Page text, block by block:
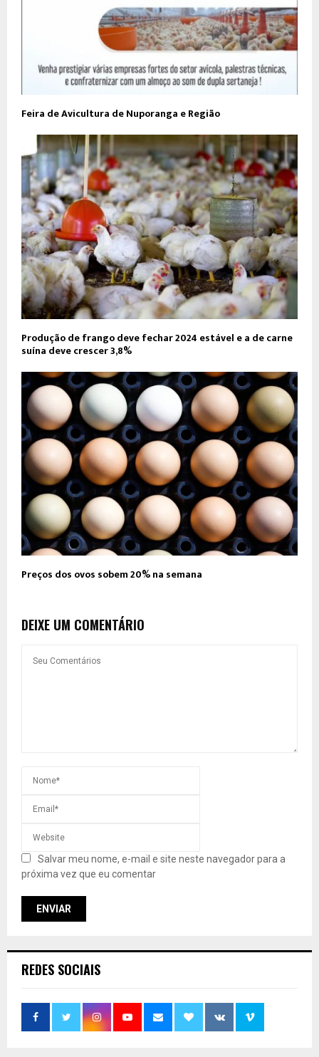
Feira de Avicultura de Nuporanga e Região
Produção de frango deve fechar 2024 estável e a de carne
suína deve crescer 3,8%
Preços dos ovos sobem 20% na semana
DEIXE UM COMENTÁRIO
Salvar meu nome, e-mail e site neste navegador para a
próxima vez que eu comentar
REDES SOCIAIS